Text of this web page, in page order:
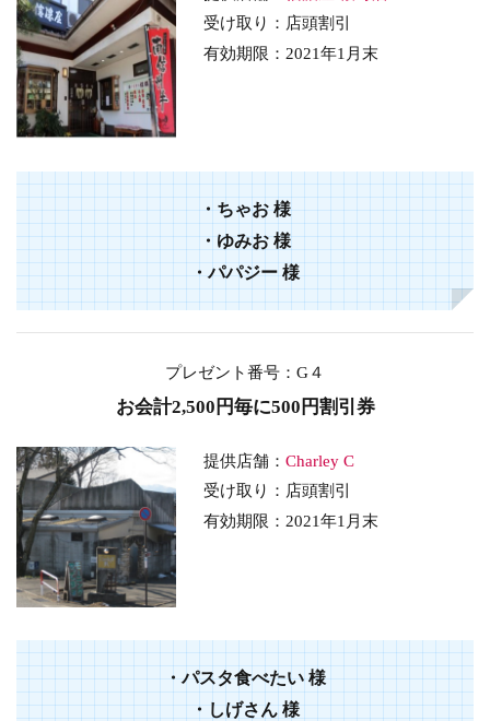
受け取り：店頭割引
有効期限：2021年1月末
・ちゃお 様
・ゆみお 様
・パパジー 様
プレゼント番号 ：G４
お会計2,500円毎に500円割引券
提供店舗：Charley C
受け取り：店頭割引
有効期限：2021年1月末
・パスタ食べたい 様
・しげさん 様